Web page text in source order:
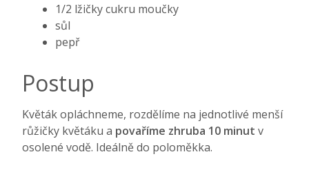
1/2 lžičky cukru moučky
sůl
pepř
Postup
Květák opláchneme, rozdělíme na jednotlivé menší
růžičky květáku a povaříme zhruba 10 minut v
osolené vodě. Ideálně do poloměkka.